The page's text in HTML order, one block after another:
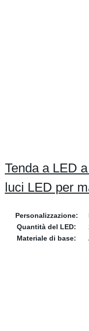
Tenda a LED
luci LED per
Personalizzazione:
Quantità del LED:
Materiale di base: